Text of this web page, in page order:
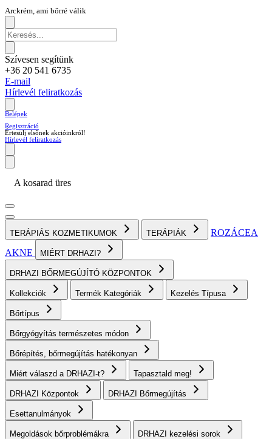
Arckrém, ami bőrré válik
Szívesen segítünk
+36 20 541 6735
E-mail
Hírlevél feliratkozás
Belépek
Regisztráció
Értesülj elsőnek akcióinkról!
Hírlevél feliratkozás
A kosarad üres
TERÁPIÁS KOZMETIKUMOK TERÁPIÁK
ROZÁCEA
AKNE
MIÉRT DRHAZI?
DRHAZI BŐRMEGÚJÍTÓ KÖZPONTOK
Kollekciók Termék Kategóriák Kezelés Típusa
Bőrtípus
Bőrgyógyítás természetes módon
Bőrépítés, bőrmegújítás hatékonyan
Miért válaszd a DRHAZI-t? Tapasztald meg!
DRHAZI Központok DRHAZI Bőrmegújítás
Esettanulmányok
Megoldások bőrproblémákra DRHAZI kezelési sorok